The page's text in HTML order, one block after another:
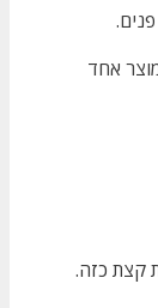
אחד
קצת כזה.